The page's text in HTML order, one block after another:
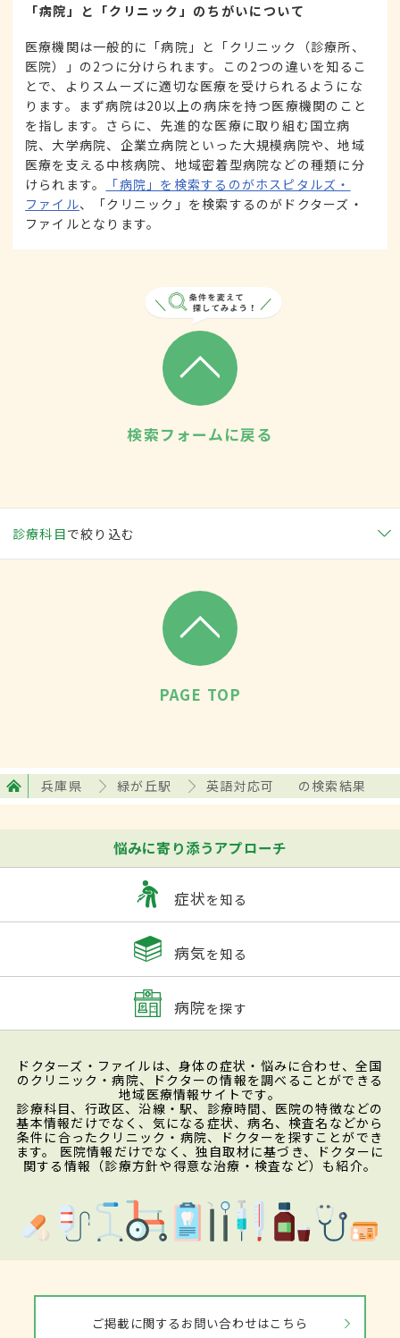
「病院」と「クリニック」のちがいについて
医療機関は一般的に「病院」と「クリニック（診療所、
医院）」の2つに分けられます。この2つの違いを知るこ
とで、よりスムーズに適切な医療を受けられるようにな
ります。まず病院は20以上の病床を持つ医療機関のこと
を指します。さらに、先進的な医療に取り組む国立病
院、大学病院、企業立病院といった大規模病院や、地域
医療を支える中核病院、地域密着型病院などの種類に分
けられます。
「病院」を検索するのがホスピタルズ・
ファイル、「クリニック」を検索するのがドクターズ・
ファイルとなります。
検索フォームに戻る
診療科目で絞り込む
PAGE TOP
兵庫県 緑が丘駅 英語対応可 の検索結果
悩みに寄り添うアプローチ
症状を知る
病気を知る
病院を探す
ドクターズ・ファイルは、身体の症状・悩みに合わせ、全国
のクリニック・病院、ドクターの情報を調べることができる
地域医療情報サイトです。
診療科目、行政区、沿線・駅、診療時間、医院の特徴などの
基本情報だけでなく、気になる症状、病名、検査名などから
条件に合ったクリニック・病院、ドクターを探すことができ
ます。 医院情報だけでなく、独自取材に基づき、ドクターに
関する情報（診療方針や得意な治療・検査など）も紹介。
ご掲載に関するお問い合わせはこちら